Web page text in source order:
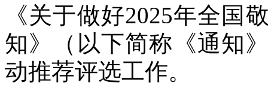
《关于做好2025年全国
知》（以下简称《通知
动推荐评选工作。